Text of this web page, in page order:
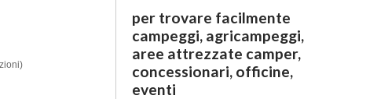
per trovare facilmente
campeggi, agricampeggi,
aree attrezzate camper,
concessionari, officine,
eventi